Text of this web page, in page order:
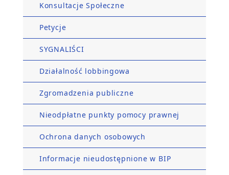
Konsultacje Społeczne
Petycje
SYGNALIŚCI
Działalność lobbingowa
Zgromadzenia publiczne
Nieodpłatne punkty pomocy prawnej
Ochrona danych osobowych
Informacje nieudostępnione w BIP